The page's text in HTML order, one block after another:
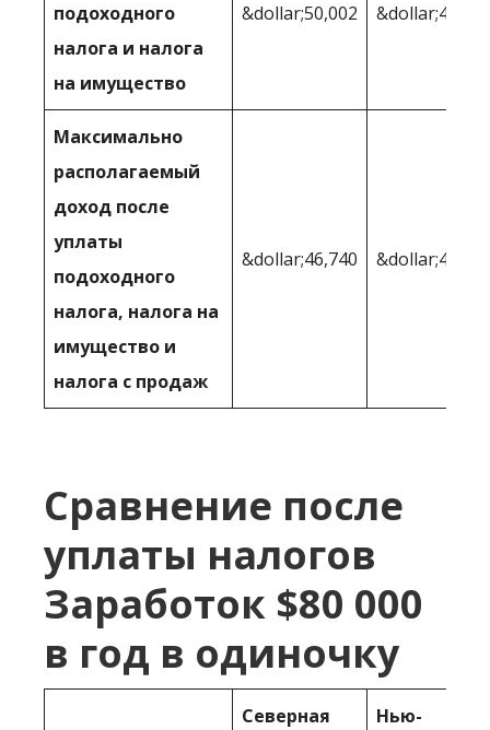
подоходного
налога и налога
на имущество
&dollar;50,002
Максимально
располагаемый
доход после
уплаты
подоходного
налога, налога на
имущество и
налога с продаж
&dollar;46,740
Сравнение после
уплаты налогов
Заработок $80 000
в год в одиночку
Северная
Нью-